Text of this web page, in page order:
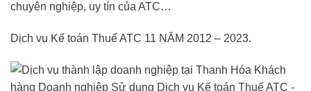
chuyên nghiệp, uy tín của ATC…
Dịch vụ Kế toán Thuế ATC 11 NĂM 2012 – 2023.